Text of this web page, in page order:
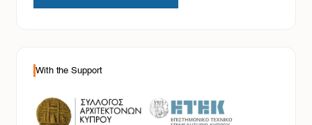
With the Support